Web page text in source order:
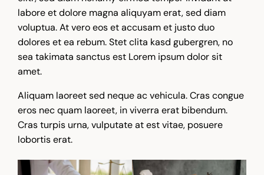
labore et dolore magna aliquyam erat, sed diam
voluptua. At vero eos et accusam et justo duo
dolores et ea rebum. Stet clita kasd gubergren, no
sea takimata sanctus est Lorem ipsum dolor sit
amet.
Aliquam laoreet sed neque ac vehicula. Cras congue
eros nec quam laoreet, in viverra erat bibendum.
Cras turpis urna, vulputate at est vitae, posuere
lobortis erat.